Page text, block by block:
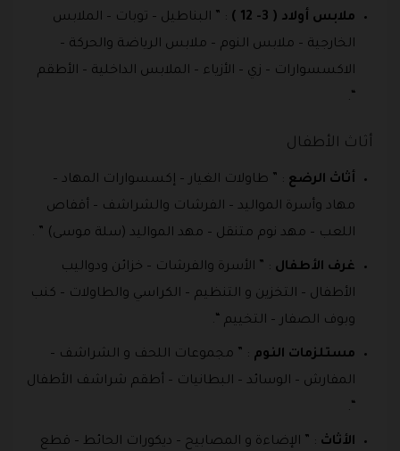
ملابس أولاد ( 3- 12 )
: ” البناطيل – توبات – الملابس
الخارجية – ملابس النوم – ملابس الرياضة والحركة –
الاكسسوارات – زي – الأزياء – الملابس الداخلية – الأطقم
“.
أثاث الأطفال
أثاث الرضع : ” طاولات الغيار – إكسسوارات المهاد –
مهاد وأسرة المواليد – الفرشات والشراشف – أقفاص
اللعب – مهد نوم متنقل – مهد المواليد (سلة موسى) ” .
غرف الأطفال : ” الأسرة والفرشات – خزائن ودواليب
الأطفال – التخزين و التنظيم – الكراسي والطاولات – كنب
وبوف الصفار – التخييم “.
مستلزمات النوم : ” مجموعات اللحف و الشراشف –
المفارش – الوسائد – البطانيات – أطقم شراشف الأطفال
“.
الأثاث : ” الإضاءة و المصابيح – ديكورات الحائط – قطع